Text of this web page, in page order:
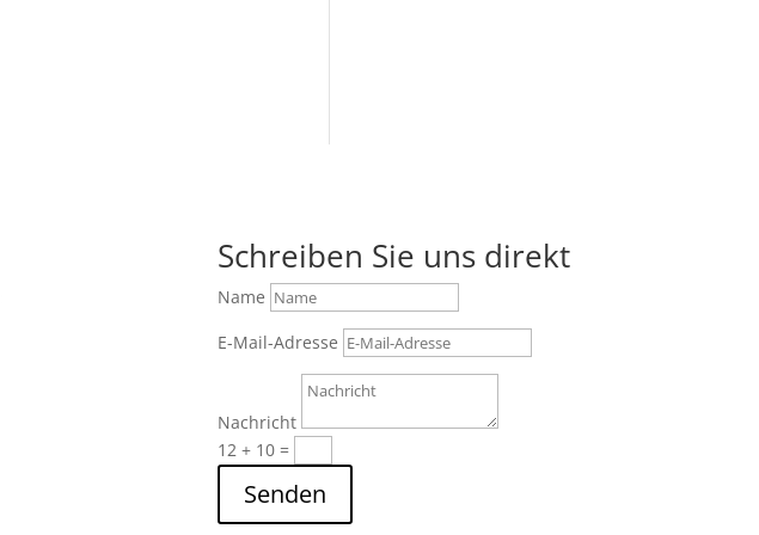
Schreiben Sie uns direkt
Name
E-Mail-Adresse
Nachricht
12 + 10=
Senden